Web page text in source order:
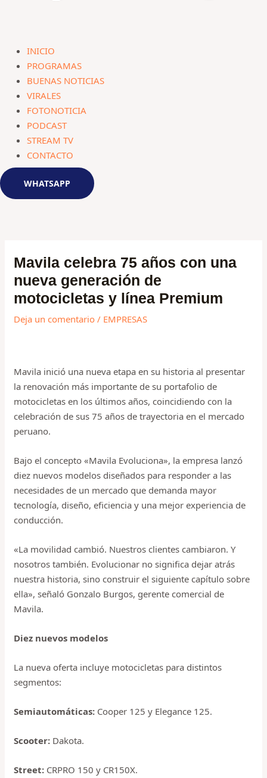
INICIO
PROGRAMAS
BUENAS NOTICIAS
VIRALES
FOTONOTICIA
PODCAST
STREAM TV
CONTACTO
WHATSAPP
Mavila celebra 75 años con una
nueva generación de
motocicletas y línea Premium
Deja un comentario / EMPRESAS
Mavila inició una nueva etapa en su historia al presentar
la renovación más importante de su portafolio de
motocicletas en los últimos años, coincidiendo con la
celebración de sus 75 años de trayectoria en el mercado
peruano.
Bajo el concepto «Mavila Evoluciona», la empresa lanzó
diez nuevos modelos diseñados para responder a las
necesidades de un mercado que demanda mayor
tecnología, diseño, eficiencia y una mejor experiencia de
conducción.
«La movilidad cambió. Nuestros clientes cambiaron. Y
nosotros también. Evolucionar no significa dejar atrás
nuestra historia, sino construir el siguiente capítulo sobre
ella», señaló Gonzalo Burgos, gerente comercial de
Mavila.
Diez nuevos modelos
La nueva oferta incluye motocicletas para distintos
segmentos:
Semiautomáticas: Cooper 125 y Elegance 125.
Scooter: Dakota.
Street: CRPRO 150 y CR150X.
entradas